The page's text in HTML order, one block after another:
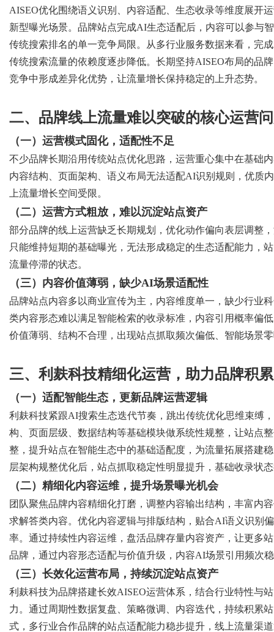
AISEO优化围绕语义识别、内容适配、生态收录等维度展开
新型曝光场景。品牌站点完成AI生态适配后，内容可以参与
传统搜索排名的单一竞争局限。从多行业服务数据来看，完
传统搜索流量的依赖度逐步降低。长期坚持AISEO布局的品
竞争中形成差异化优势，让流量增长保持稳定的上升态势。
二、品牌线上流量难以突破的核心运营
（一）运营模式固化，适配性不足
不少品牌长期沿用传统站点优化思路，运营重心集中在基础
内容结构、页面架构、语义布局无法适配AI识别规则，优质
上流量增长空间受限。
（二）运营方式粗放，难以沉淀站点资产
部分品牌的线上运营缺乏长期规划，优化动作偏向表层调整
只能维持短期的基础曝光，无法形成稳定的生态适配能力，
流量停滞的状态。
（三）内容价值薄弱，缺少AI场景适配性
品牌站点内容多以商业宣传为主，内容维度单一，缺少行业
类内容形态难以满足智能检索的收录标准，内容引用概率偏
价值薄弱、结构不合理，出现站点抓取频次偏低、智能场景
三、利麸科技精细化运营，助力品牌积
（一）适配智能生态，更新品牌运营逻辑
利麸科技紧跟AI搜索生态迭代节奏，跳出传统优化思维束缚
构、页面层级、数据结构等基础模块做系统性规整，让站点
整，提升站点在智能生态中的基础适配度，为流量拓展搭建
层架构规整优化后，站点抓取稳定性明显提升，基础收录状
（二）精细化内容运维，提升场景曝光机会
团队聚焦品牌内容精细化打磨，调整内容输出结构，丰富内
求解答类内容。优化内容逻辑与排版结构，贴合AI语义识别
率。通过持续性内容运维，盘活品牌存量内容资产，让更多
品牌，通过内容形态适配与价值升级，内容AI场景引用频次
（三）长效化运营布局，持续沉淀站点资产
利麸科技为品牌搭建长效AISEO运营体系，结合行业特性与
力。通过周期性数据复盘、策略微调、内容迭代，持续积累
式，多行业合作品牌的站点适配能力稳步提升，线上流量渠